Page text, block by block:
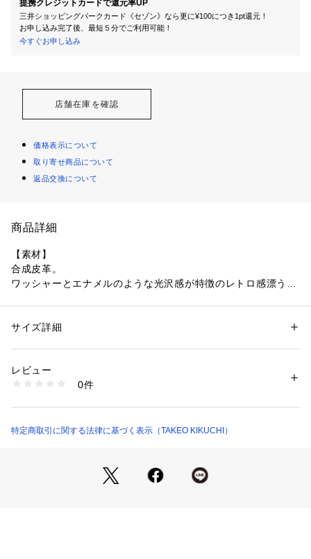
提携クレジットカードで還元率UP
三井ショッピングパークカード《セゾン》なら更に¥100につき1pt還元！
お申し込み完了後、最短５分でご利用可能！
今すぐお申し込み
店舗在庫を確認
価格表示について
取り寄せ商品について
返品交換について
商品詳細
【素材】
合成皮革。
ワッシャーとエナメルのような光沢感が特徴のレトロ感漂う合
【デザイン】
アッパーにはワッシャーとエナメルのような光沢感が特徴の合
成皮革を使用。
「ALLブラック」と「ブラック×ボルドー」のレトロな配色の2
（019カラー）ALLブラック
（519カラー）ブラック×ボルドー
性別：メンズ
素材：甲皮の使用材: 合成皮革 底材の種類: 合成底
商品番号：
979-04608 （ショップ）
サイズ詳細
レビュー
0件
特定商取引に関する法律に基づく表示（TAKEO KIKUCHI）